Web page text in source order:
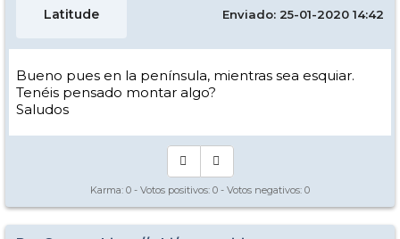
Latitude Enviado: 25-01-2020 14:42
Bueno pues en la península, mientras sea esquiar.
Tenéis pensado montar algo?
Saludos
Karma: 0 - Votos positivos: 0 - Votos negativos: 0